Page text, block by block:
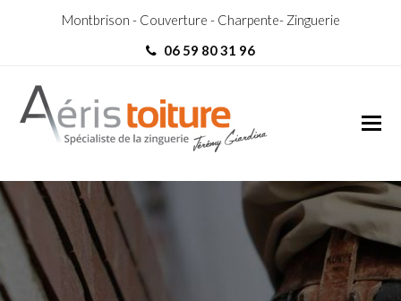
Montbrison - Couverture - Charpente- Zinguerie
06 59 80 31 96
Charpentier Balbigny